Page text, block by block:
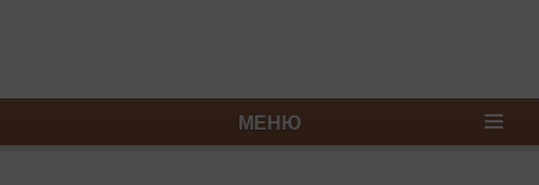
МЕНЮ